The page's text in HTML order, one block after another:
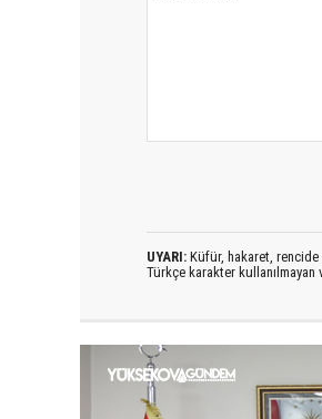
UYARI: Küfür, hakaret, rencide
Türkçe karakter kullanılmayan